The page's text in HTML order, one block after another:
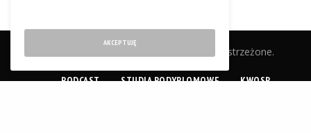
© 2019 EkstraTrener.pl. Wszelkie prawa zastrzeżone.
PODCAST STUDIA PODYPLOMOWE KWOSP
AKCEPTUJĘ